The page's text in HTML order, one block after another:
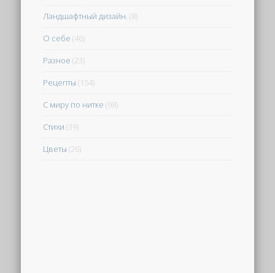
Ландшафтный дизайн. (8)
О себе (46)
Разное (23)
Рецепты (154)
С миру по нитке (98)
Стихи (39)
Цветы (26)